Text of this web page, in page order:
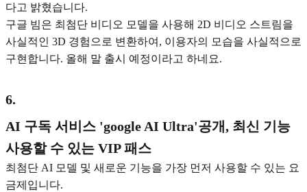
다고 밝혔습니다.
구글 빔은 최첨단 비디오 모델을 사용해 2D 비디오 스트림을
사실적인 3D 경험으로 변환하여, 이용자의 모습을 사실적으로
구현합니다. 올해 말 출시 예정이라고 하네요.
6.
AI 구독 서비스 'google AI Ultra'공개, 최신 기능
사용할 수 있는 VIP 패스
최첨단 AI 모델 및 새로운 기능을 가장 먼저 사용할 수 있는 요
금제입니다.